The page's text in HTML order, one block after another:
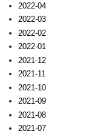
2022-04
2022-03
2022-02
2022-01
2021-12
2021-11
2021-10
2021-09
2021-08
2021-07